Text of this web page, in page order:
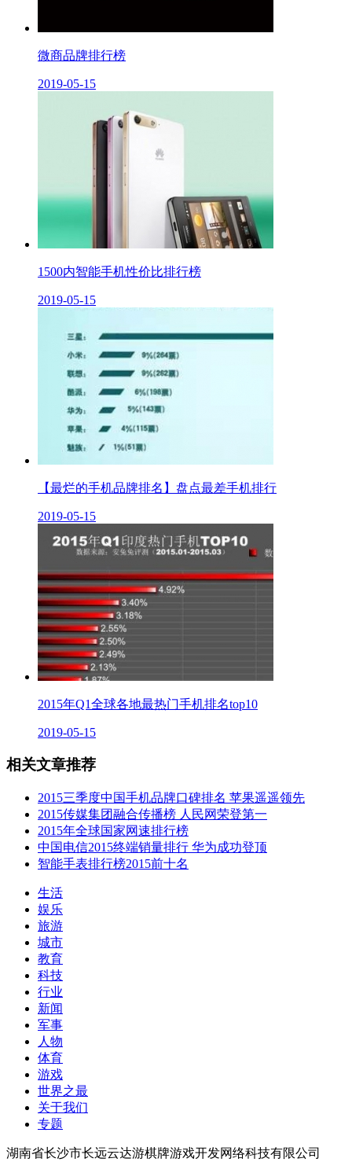
微商品牌排行榜
2019-05-15
1500内智能手机性价比排行榜
2019-05-15
【最烂的手机品牌排名】盘点最差手机排行
2019-05-15
2015年Q1全球各地最热门手机排名top10
2019-05-15
相关文章推荐
2015三季度中国手机品牌口碑排名 苹果遥遥领先
2015传媒集团融合传播榜 人民网荣登第一
2015年全球国家网速排行榜
中国电信2015终端销量排行 华为成功登顶
智能手表排行榜2015前十名
生活
娱乐
旅游
城市
教育
科技
行业
新闻
军事
人物
体育
游戏
世界之最
关于我们
专题
湖南省长沙市长远云达游棋牌游戏开发网络科技有限公司